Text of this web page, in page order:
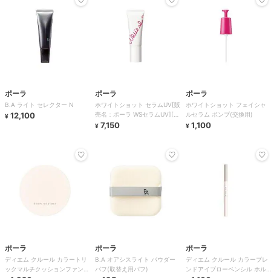
ポーラ
B.A ライト セレクター N
¥ 12,100
ポーラ
ホワイトショット セラムUV[販
売名：ポーラ WSセラムUV][医
薬部外品]
¥ 7,150
ポーラ
ホワイトショット フェイシャ
ルセラム ポンプ(交換用)
¥ 1,100
ポーラ
ディエム クルール カラートリ
ックマルチクッションファンデ
ポーラ
B.A オアシスライト パウダー
パフ(取替え用パフ)
ポーラ
ディエム クルール カラーブレ
ンドアイブローペンシル ホル